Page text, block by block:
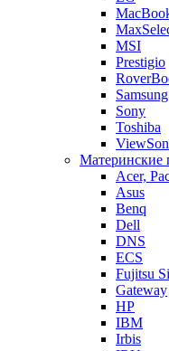
MSI
Prestigio
Samsung
Sony
Toshiba
Материнские
Acer,
Asus
Benq
Dell
DNS
ECS
Fujitsu
Gateway
HP
IBM
Irbis